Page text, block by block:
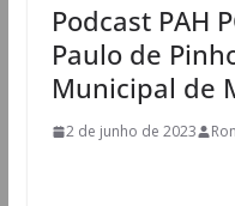
Podcast PAH
Paulo de
Municipal de
2 de junho de 2023